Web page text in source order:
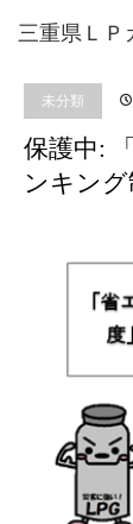
三重県ＬＰ
ブログ
未分類
保護中:
ンキン